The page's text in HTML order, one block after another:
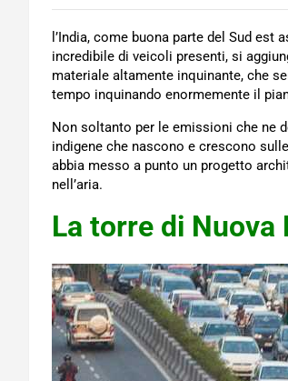
l’India, come buona parte del Sud est
incredibile di veicoli presenti, si
materiale altamente inquinante, che
tempo inquinando enormemente il
Non soltanto per le emissioni che ne
indigene che nascono e crescono
abbia messo a punto un progetto
nell’aria.
La torre di Nuova